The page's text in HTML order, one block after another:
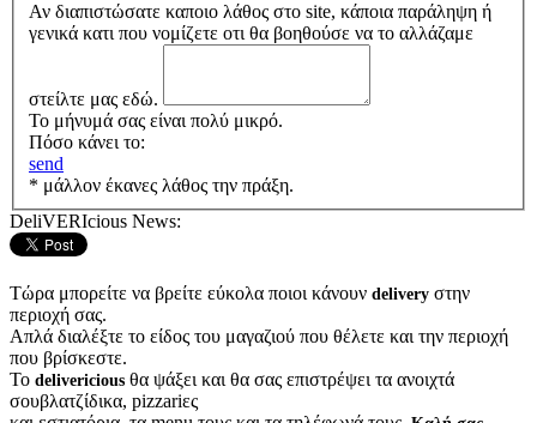
Αν διαπιστώσατε καποιο λάθος στο site, κάποια παράληψη ή
γενικά κατι που νομίζετε οτι θα βοηθούσε να το αλλάζαμε
στείλτε μας εδώ.
Το μήνυμά σας είναι πολύ μικρό.
Πόσο κάνει το:
send
* μάλλον έκανες λάθος την πράξη.
DeliVERIcious News:
Τώρα μπορείτε να βρείτε εύκολα ποιοι κάνουν delivery στην
περιοχή σας.
Απλά διαλέξτε το είδος του μαγαζιού που θέλετε και την περιοχή
που βρίσκεστε.
Το delivericious θα ψάξει και θα σας επιστρέψει τα ανοιχτά
σουβλατζίδικα, pizzariες